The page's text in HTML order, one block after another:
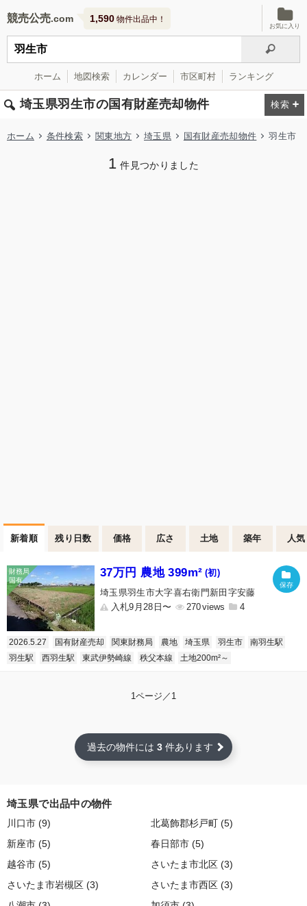
競売公売 1,590 物件出品中！
お気に入り
ホーム 地図検索 カレンダー 市区町村 ランキング
埼玉県羽生市の国有財産売却物件
ホーム 条件検索 関東地方 埼玉県 国有財産売却物件 羽生市
1 件見つかりました
新着順 残り日数 価格 広さ 土地 築年 人気
37万円 農地 399m² (初)
埼玉県羽生市大字喜右衛門新田字安藤
入札9月28日〜
270 4
2026.5.27 国有財産売却 関東財務局 農地 埼玉県 羽生市
南羽生駅
羽生駅
西羽生駅 東武伊勢崎線 秩父本線 土地200m²～
1ページ／1
過去の物件には 3 件あります
埼玉県で出品中の物件
川口市 (9) 北葛飾郡杉戸町 (5)
新座市 (5) 春日部市 (5)
越谷市 (5) さいたま市北区 (3)
さいたま市岩槻区 (3) さいたま市西区 (3)